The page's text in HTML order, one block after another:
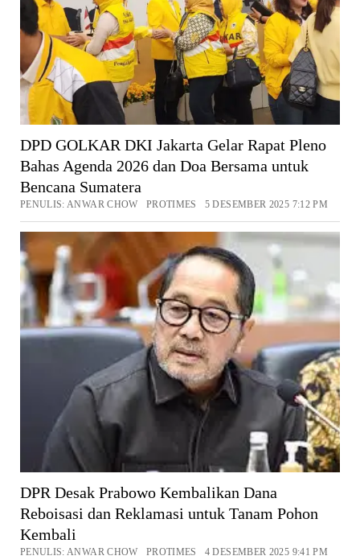
DPD GOLKAR DKI Jakarta Gelar Rapat Pleno
Bahas Agenda 2026 dan Doa Bersama untuk
Bencana Sumatera
PENULIS: ANWAR CHOW PROTIMES 5 DESEMBER 2025 7:12 PM
DPR Desak Prabowo Kembalikan Dana
Reboisasi dan Reklamasi untuk Tanam Pohon
Kembali
PENULIS: ANWAR CHOW PROTIMES 4 DESEMBER 2025 9:41 PM